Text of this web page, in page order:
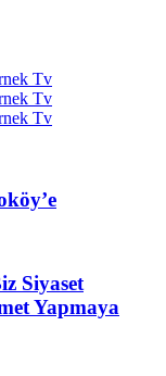
Tv
Tv
Tv
Siyaset
Yapmaya